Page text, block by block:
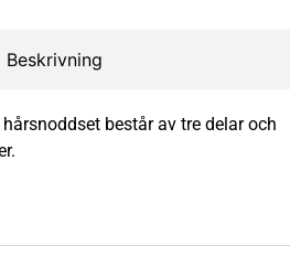
Beskrivning
består av tre delar och